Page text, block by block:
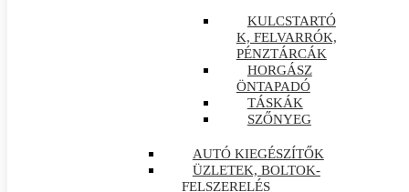
KULCSTARTÓ
K, FELVARRÓK,
PÉNZTÁRCÁK
HORGÁSZ
ÖNTAPADÓ
TÁSKÁK
SZŐNYEG
AUTÓ KIEGÉSZÍTŐK
ÜZLETEK, BOLTOK-
FELSZERELÉS